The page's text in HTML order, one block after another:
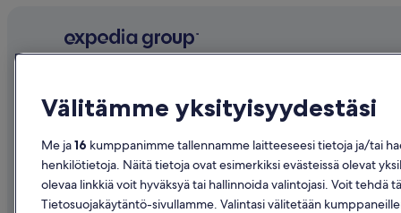
Tietoa yrityksestä
Työpaikat
Listaa majoituspaikkasi
Kumppanuudet
Suomen
Hotellit
Loma-
Välitämme yksityisyydestäsi
Me ja16 kumppanimme tallennamme laitteeseesi tietoja ja/tai
henkilötietoja. Näitä tietoja ovat esimerkiksi evästeissä olevat
olevaa linkkiä voit hyväksyä tai hallinnoida valintojasi. Voit tehdä
Tietosuojakäytäntö-sivullamme. Valintasi välitetään